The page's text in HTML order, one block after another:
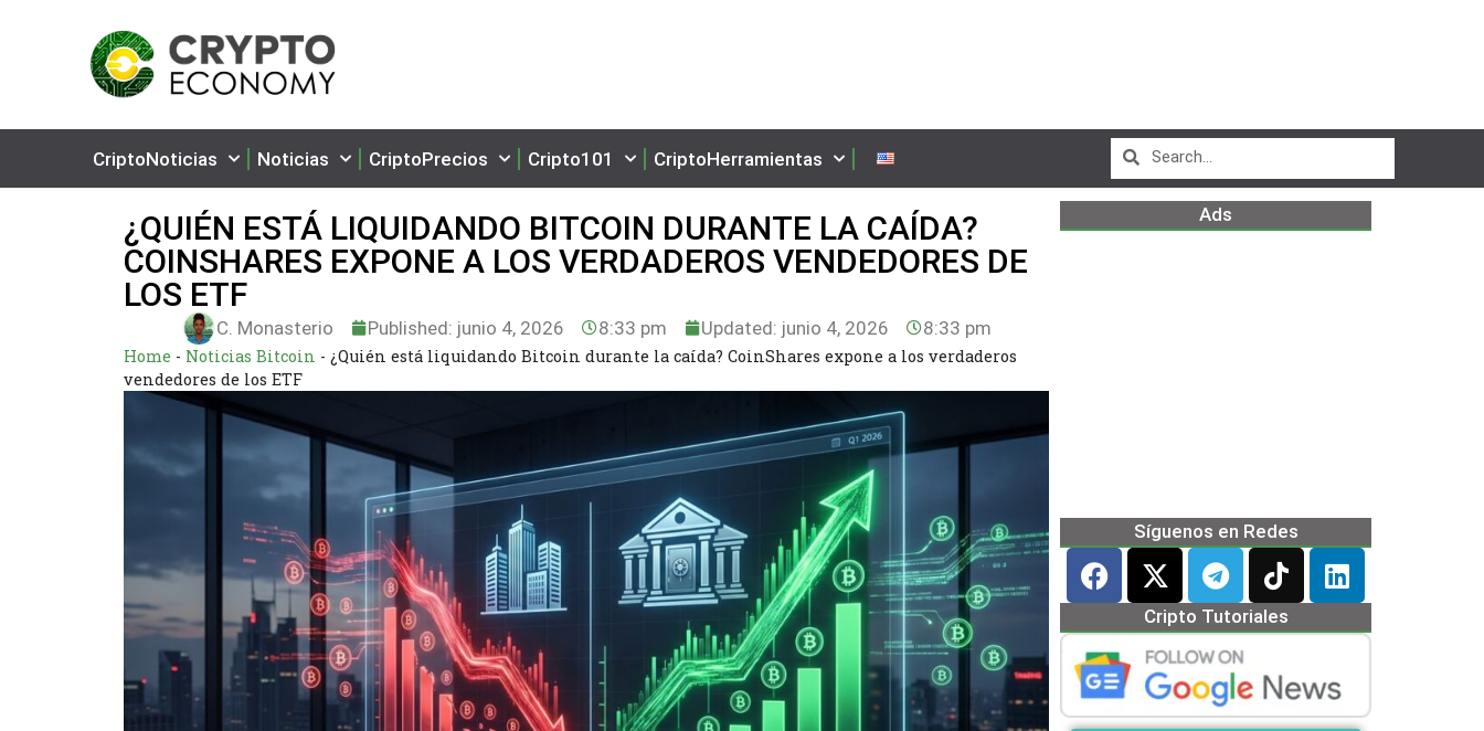
CriptoNoticias Noticias CriptoPrecios Cripto101 CriptoHerramientas
¿QUIÉN ESTÁ LIQUIDANDO BITCOIN DURANTE LA CAÍDA?
COINSHARES EXPONE A LOS VERDADEROS VENDEDORES DE
LOS ETF
C. Monasterio Published: junio 4, 2026 8:33 pm Updated: junio 4, 2026 8:33 pm
Home - Noticias Bitcoin - ¿Quién está liquidando Bitcoin durante la caída? CoinShares expone a los verdaderos
vendedores de los ETF
Ads
Síguenos en Redes
Cripto Tutoriales